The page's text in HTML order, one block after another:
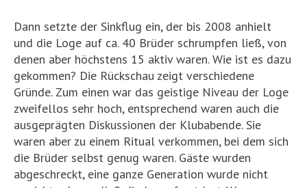
Dann setzte der Sinkflug ein, der bis 2008 anhielt
und die Loge auf ca. 40 Brüder schrumpfen ließ, von
denen aber höchstens 15 aktiv waren. Wie ist es dazu
gekommen? Die Rückschau zeigt verschiedene
Gründe. Zum einen war das geistige Niveau der Loge
zweifellos sehr hoch, entsprechend waren auch die
ausgeprägten Diskussionen der Klubabende. Sie
waren aber zu einem Ritual verkommen, bei dem sich
die Brüder selbst genug waren. Gäste wurden
abgeschreckt, eine ganze Generation wurde nicht